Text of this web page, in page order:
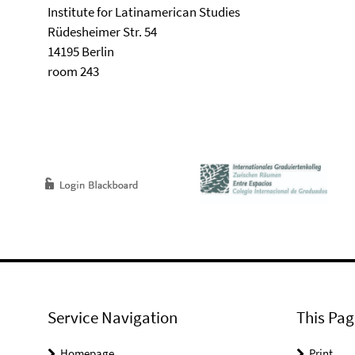
Institute for Latinamerican Studies
Rüdesheimer Str. 54
14195 Berlin
room 243
Service Navigation This